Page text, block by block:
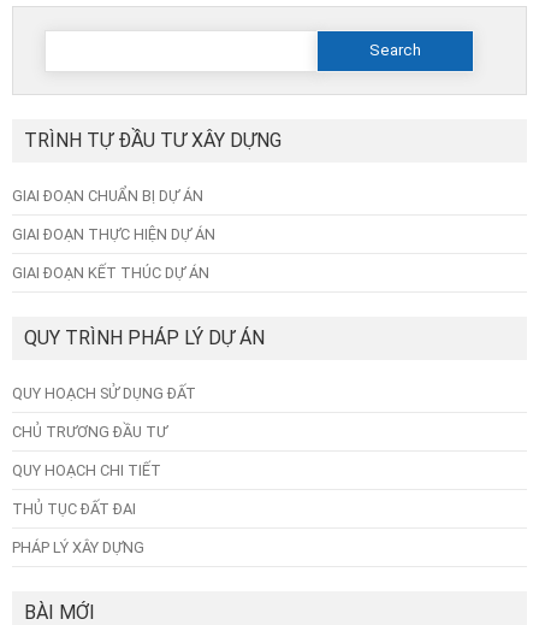
Search
TRÌNH TỰ ĐẦU TƯ XÂY DỰNG
GIAI ĐOẠN CHUẨN BỊ DỰ ÁN
GIAI ĐOẠN THỰC HIỆN DỰ ÁN
GIAI ĐOẠN KẾT THÚC DỰ ÁN
QUY TRÌNH PHÁP LÝ DỰ ÁN
QUY HOẠCH SỬ DỤNG ĐẤT
CHỦ TRƯƠNG ĐẦU TƯ
QUY HOẠCH CHI TIẾT
THỦ TỤC ĐẤT ĐAI
PHÁP LÝ XÂY DỰNG
BÀI MỚI